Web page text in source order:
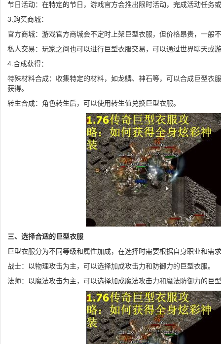
节日活动：在特定的节日，游戏官方会推出限时活动，完成活动任务
3.购买商城：
官方商城：游戏官方商城会不定时上架巨型衣服，但价格昂贵，一般
私人交易：玩家之间也可以进行巨型衣服交易，可以通过世界聊天或
4.合成获得：
特殊材料合成：收集特定的材料，如龙鳞、神石等，可以合成巨型衣
获得。
转生合成：角色转生后，可以使用转生值兑换巨型衣服。
三、选择合适的巨型衣服
巨型衣服分为不同等级和属性加成，在选择时需要根据自身职业和需
战士：以物理攻击为主，可以选择加成攻击力和防御力的巨型衣服。
法师：以魔法攻击为主，可以选择加成魔法攻击力和魔法防御力的巨